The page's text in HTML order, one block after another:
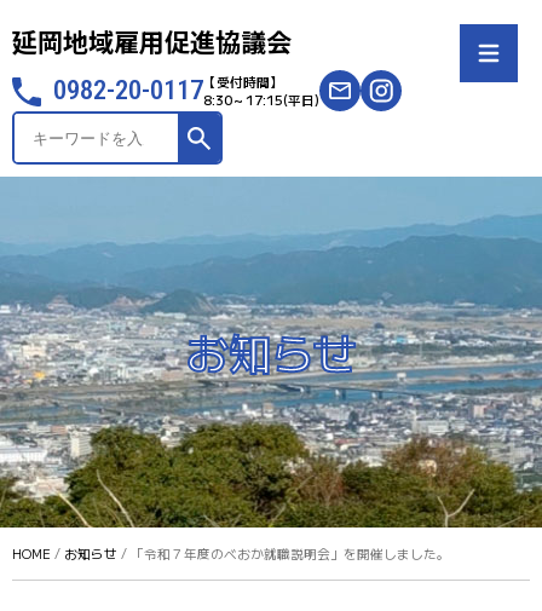
延岡地域雇用促進協議会
0982-20-0117 【受付時間】
8:30～17:15(平日)
ト
索
お知らせ
HOME / お知らせ / 「令和７年度のべおか就職説明会」を開催しました。